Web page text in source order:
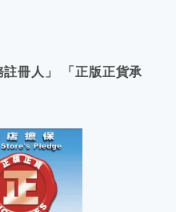
註冊人」 「正版正貨承